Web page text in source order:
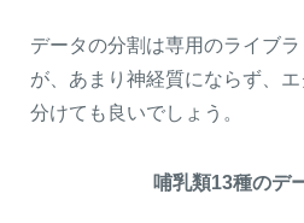
データの分割は専用のライブ
が、あまり神経質にならず、
分けても良いでしょう。
哺乳類13種のデ